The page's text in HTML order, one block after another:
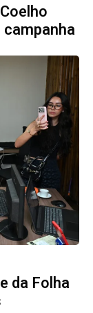
da Folha